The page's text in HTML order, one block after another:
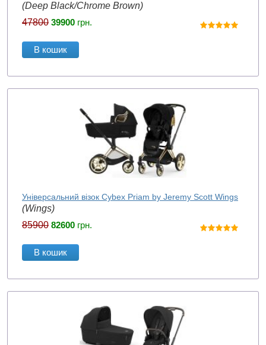
(Deep Black/Chrome Brown)
47800 39900 грн.
В кошик
Універсальний візок Cybex Priam by Jeremy Scott Wings
(Wings)
85900 82600 грн.
В кошик